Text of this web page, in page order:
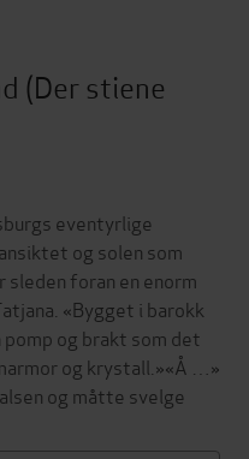
(Der stiene
eventyrlige
og solen som
foran en enorm
«Bygget i barokk
og brakt som det
og krystall.»«Å …»
og måtte svelge